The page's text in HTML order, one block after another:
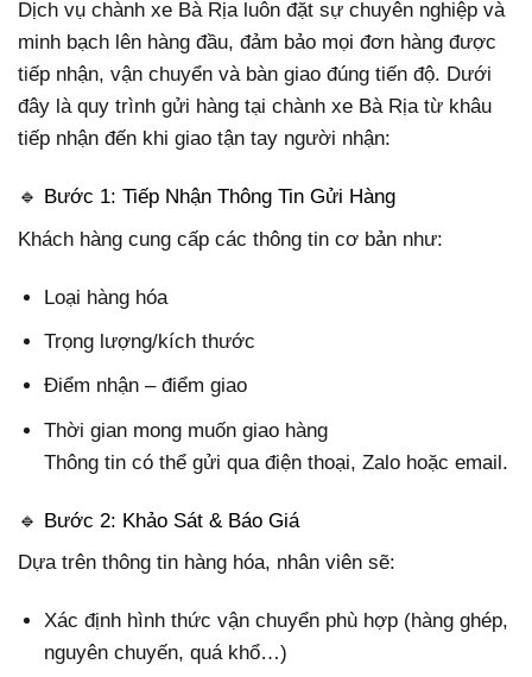
Dịch vụ chành xe Bà Rịa luôn đặt sự chuyên nghiệp và
minh bạch lên hàng đầu, đảm bảo mọi đơn hàng được
tiếp nhận, vận chuyển và bàn giao đúng tiến độ. Dưới
đây là quy trình gửi hàng tại chành xe Bà Rịa từ khâu
tiếp nhận đến khi giao tận tay người nhận:
🔹 Bước 1: Tiếp Nhận Thông Tin Gửi Hàng
Khách hàng cung cấp các thông tin cơ bản như:
Loại hàng hóa
Trọng lượng/kích thước
Điểm nhận – điểm giao
Thời gian mong muốn giao hàng
Thông tin có thể gửi qua điện thoại, Zalo hoặc email.
🔹 Bước 2: Khảo Sát & Báo Giá
Dựa trên thông tin hàng hóa, nhân viên sẽ:
Xác định hình thức vận chuyển phù hợp (hàng ghép,
nguyên chuyến, quá khổ…)